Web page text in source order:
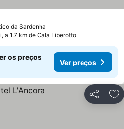
da Sardenha
a 1.7 km de Cala Liberotto
os preços
Ver preços
Partilhar